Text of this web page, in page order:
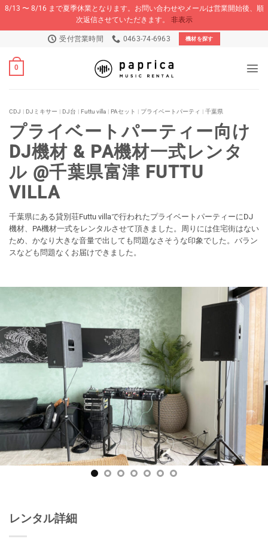
8/13 〜 8/16 まで夏季休業となります。お問い合わせやメールは営業開始後、順
次返信させていただきます。 非表示
content
受付営業時間 0463-74-6963 機材を探す
0
CDJ | DJミキサー | DJ台 | Futtu villa | PAセット | プライベートパーティ | 千葉県
プライベートパーティー向け
DJ機材 & PA機材一式レンタ
ル @千葉県富津 FUTTU
VILLA
千葉県にある貸別荘Futtu villaで行われたプライベートパーティーにDJ
機材、PA機材一式をレンタルさせて頂きました。周りには住宅街はない
ため、かなり大きな音量で出しても問題なさそうな印象でした。バラン
スなども問題なくお届けできました。
レンタル詳細